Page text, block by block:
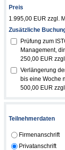
Preis
1.995,00 EUR zzgl.
Zusätzliche
Prüfung zum
Management,
250,00 EUR
Verlängerung
bis eine Woche
500,00 EUR
Teilnehmerdaten
Firmenanschrift
Privatanschrift